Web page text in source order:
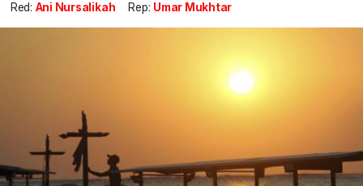
Red: Ani Nursalikah Rep: Umar Mukhtar